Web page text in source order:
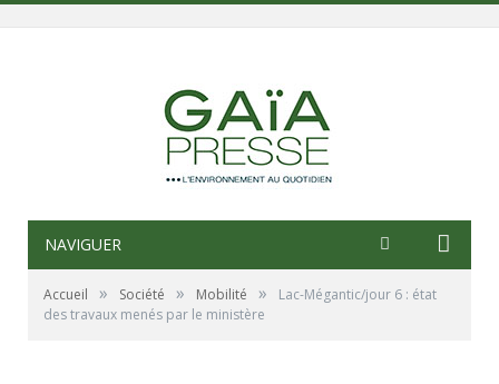
NAVIGUER
Accueil » Société » Mobilité »
Lac-Mégantic/jour 6 : état
des travaux menés par le ministère